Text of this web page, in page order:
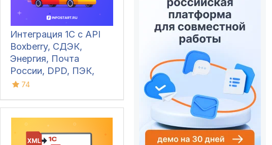
Интеграция 1С с API
Boxberry, СДЭК,
Энергия, Почта
России, DPD, ПЭК,
Grastin, Деловые
ЯндексДоставка
74